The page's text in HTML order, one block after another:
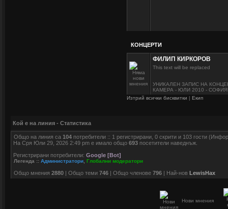
КОНЦЕРТИ
ФИЛИП КИРКОРОВ
This text will be replaced
УНИКАЛЕН ЗАПИС НА
КАМЕРА - ЮЛИ 2010 - СОФИЯ
Изтрий всички бисквитки | Екип
Кой е на линия - Статистика
Общо на линия са 104 потребители :: 1 регистрирани, 0 скрити и 103 гости
На Сря Юли 29, 2026 2:49 pm е имало общо 693 посетители наведнъж.
Регистрирани потребители: Google [Bot]
Легенда :: Администратори Глобални модератори
Общо мнения 2880 | Общо теми 746 | Общо членове 796 | Най-нов LewisHax
Нови мнения